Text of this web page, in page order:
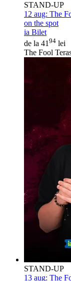
STAND-UP
12 aug: The
on the spot
ia Bilet
de la 41 94 lei
The Fool
STAND-UP
13 aug: The